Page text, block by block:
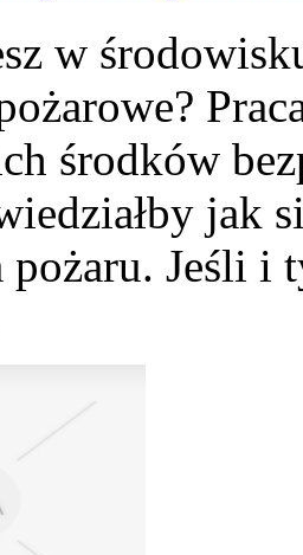
w
środków
jak
pożaru. Jeśli i